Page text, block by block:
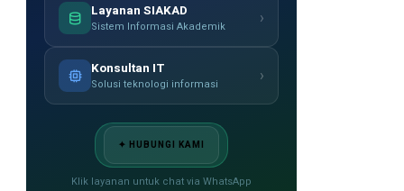
Layanan SIAKAD
Sistem Informasi Akademik ›
Konsultan IT
Solusi teknologi informasi ›
✦ HUBUNGI KAMI
Klik layanan untuk chat via WhatsApp